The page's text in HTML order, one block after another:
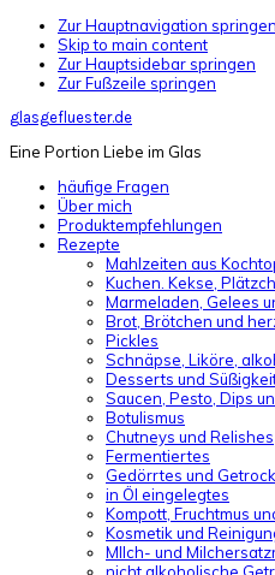
Zur Hauptnavigation springen
Skip to main content
Zur Hauptsidebar springen
Zur Fußzeile springen
glasgefluester.de
Eine Portion Liebe im Glas
häufige Fragen
Über mich
Produktempfehlungen
Rezepte
Mahlzeiten aus
Kuchen. Kekse,
Marmeladen, Gelees
Brot, Brötchen und
Pickles
Schnäpse, Liköre,
Desserts und
Saucen, Pesto, Dips
Botulismus
Chutneys und Relishes
Fermentiertes
Gedörrtes und
in Öl eingelegtes
Kompott, Fruchtmus
Kosmetik und
MIlch- und